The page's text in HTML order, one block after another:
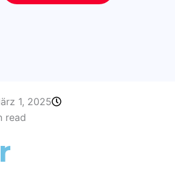
1, 2025
read